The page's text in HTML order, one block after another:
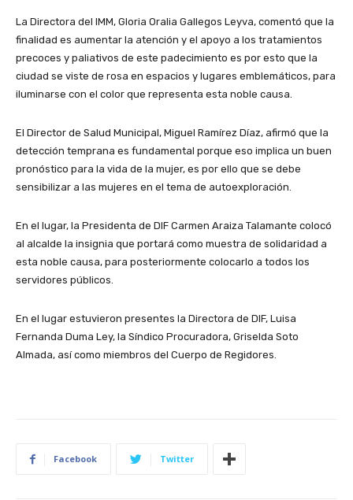
La Directora del IMM, Gloria Oralia Gallegos Leyva, comentó que la
finalidad es aumentar la atención y el apoyo a los tratamientos
precoces y paliativos de este padecimiento es por esto que la
ciudad se viste de rosa en espacios y lugares emblemáticos, para
iluminarse con el color que representa esta noble causa.
El Director de Salud Municipal, Miguel Ramírez Díaz, afirmó que la
detección temprana es fundamental porque eso implica un buen
pronóstico para la vida de la mujer, es por ello que se debe
sensibilizar a las mujeres en el tema de autoexploración.
En el lugar, la Presidenta de DIF Carmen Araiza Talamante colocó
al alcalde la insignia que portará como muestra de solidaridad a
esta noble causa, para posteriormente colocarlo a todos los
servidores públicos.
En el lugar estuvieron presentes la Directora de DIF, Luisa
Fernanda Duma Ley, la Síndico Procuradora, Griselda Soto
Almada, así como miembros del Cuerpo de Regidores.
Facebook Twitter